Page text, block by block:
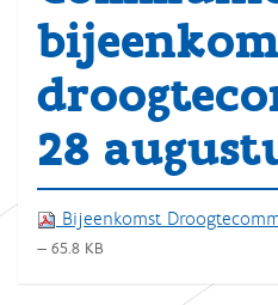
28
Bijeenkomst
— 65.8 KB